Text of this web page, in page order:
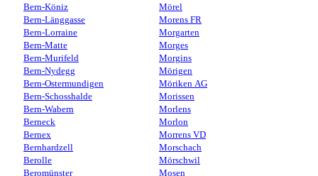
Bern-Köniz
Bern-Länggasse
Bern-Lorraine
Bern-Matte
Bern-Murifeld
Bern-Nydegg
Bern-Ostermundigen
Bern-Schosshalde
Bern-Wabern
Berneck
Bernex
Bernhardzell
Berolle
Beromünster
Mörel
Morens FR
Morgarten
Morges
Morgins
Mörigen
Möriken AG
Morissen
Morlens
Morlon
Morrens VD
Morschach
Mörschwil
Mosen